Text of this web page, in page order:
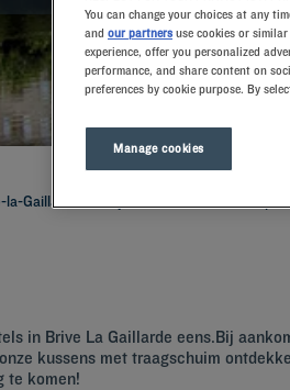
Gaillarde met zijn traditionele markt en
in Brive La Gaillarde eens.Bij
kussens met traagschuim
te komen!
You can change your choices at any
and our partners use cookies or
experience, offer you personalized
performance, and share content on
preferences by cookie purpose. By
Manage cookies